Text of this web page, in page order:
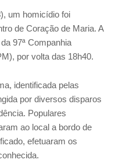
um homicídio foi
de Coração de Maria. A
97ª Companhia
por volta das 18h40.
identificada pelas
por diversos disparos
Populares
ao local a bordo de
efetuaram os